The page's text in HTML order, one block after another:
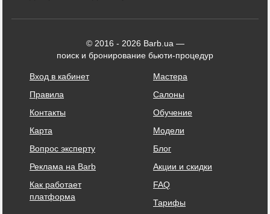
© 2016 - 2026 Barb.ua —
поиск и бронирование бьюти-процедур
Вход в кабинет
Правила
Контакты
Карта
Вопрос эксперту
Реклама на Barb
Как работает
платформа
Мастера
Салоны
Обучение
Модели
Блог
Акции и скидки
FAQ
Тарифы